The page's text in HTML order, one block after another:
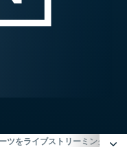
をライブストリーミング